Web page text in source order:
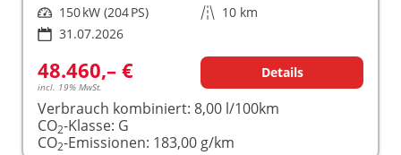
Leistung 150 kW (204 PS) Kilometerstand 10 km
31.07.2026
48.460,– €
incl. 19% MwSt.
Details
Verbrauch kombiniert: 8,00 l/100km
CO2-Klasse: G
CO2-Emissionen: 183,00 g/km